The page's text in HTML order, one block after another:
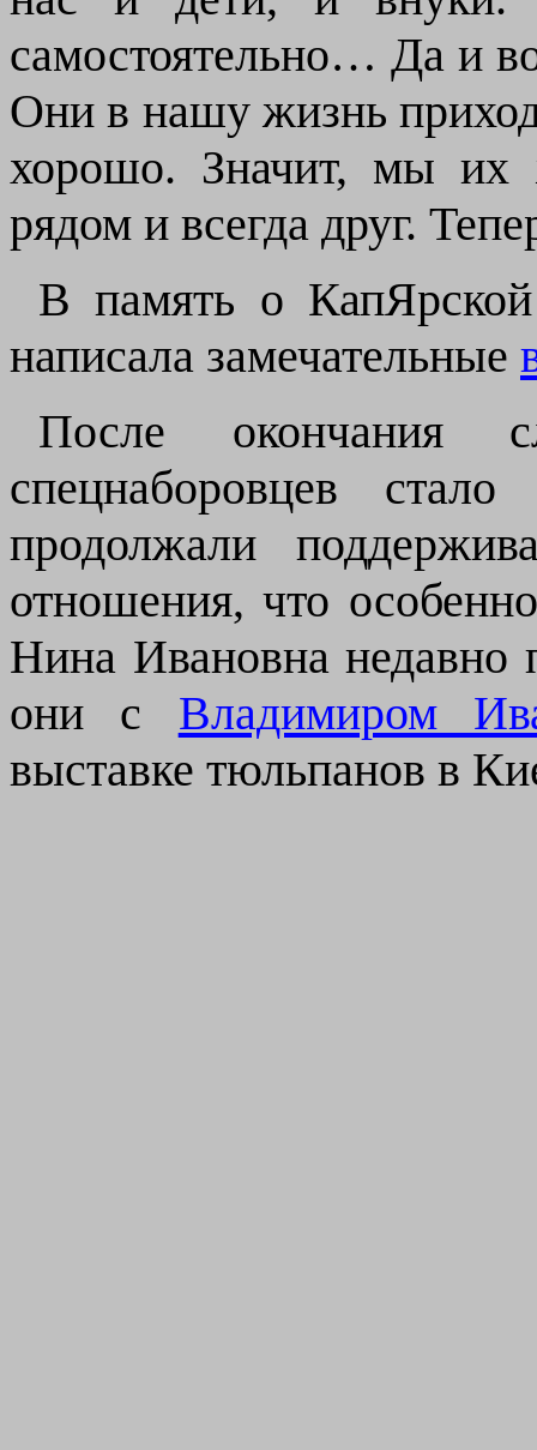
самостоятельно… Да и
Они в нашу жизнь
хорошо. Значит, мы их
рядом и всегда друг.
В память о
написала замечательные
После окончания
спецнаборовцев
продолжали
отношения, что
Нина Ивановна недавно
они с Владимиром
выставке тюльпанов в